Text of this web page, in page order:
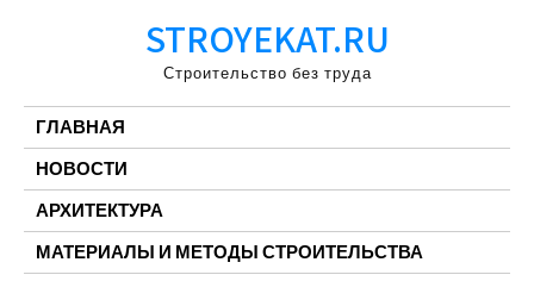
STROYEKAT.RU
Строительство без труда
ГЛАВНАЯ
НОВОСТИ
АРХИТЕКТУРА
МАТЕРИАЛЫ И МЕТОДЫ СТРОИТЕЛЬСТВА